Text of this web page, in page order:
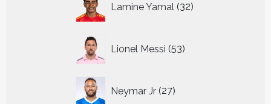
Lamine Yamal 32
producten
Lionel Messi 53
producten
Neymar Jr 27
producten